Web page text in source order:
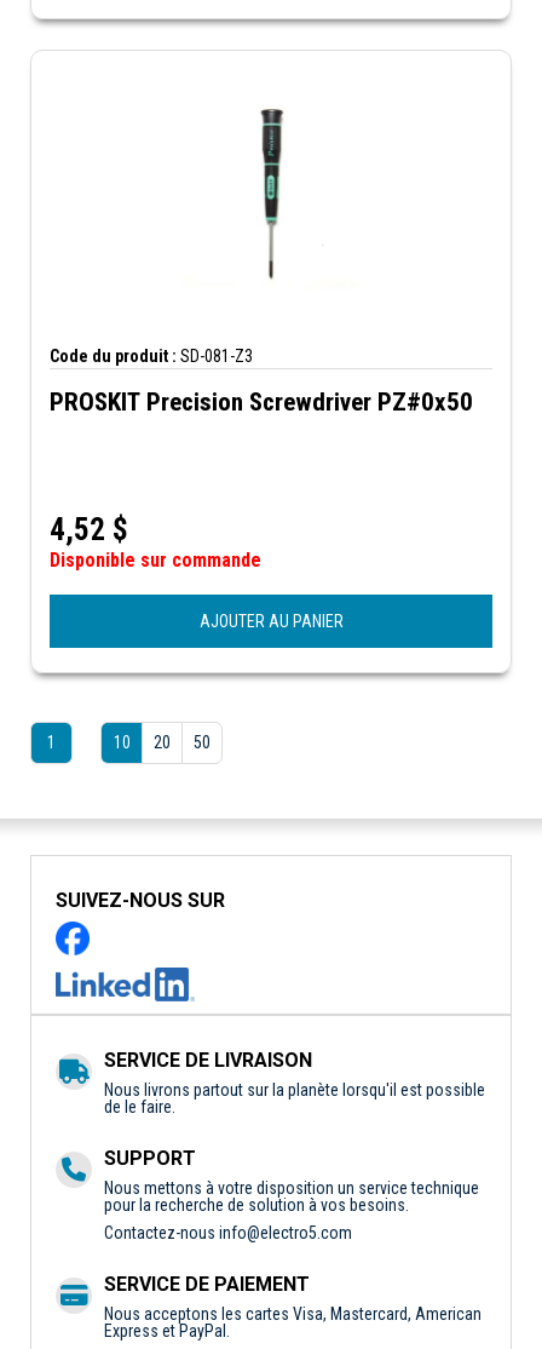
Code du produit : SD-081-Z3
PROSKIT Precision Screwdriver PZ#0x50
4,52 $
Disponible sur commande
AJOUTER AU PANIER
1 10 20 50
SUIVEZ-NOUS SUR
SERVICE DE LIVRAISON
Nous livrons partout sur la planète lorsqu'il est possible
de le faire.
SUPPORT
Nous mettons à votre disposition un service technique
pour la recherche de solution à vos besoins.
Contactez-nous info@electro5.com
SERVICE DE PAIEMENT
Nous acceptons les cartes Visa, Mastercard, American
Express et PayPal.